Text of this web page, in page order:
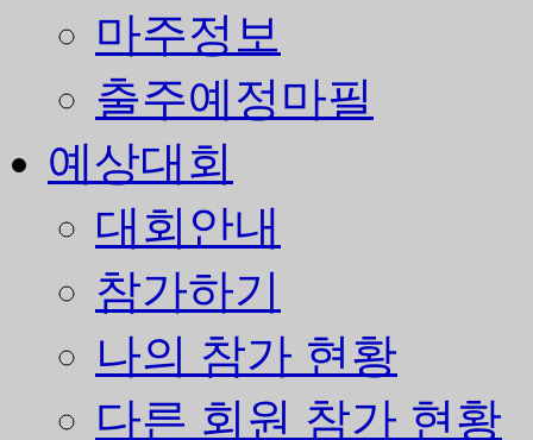
마주정보
출주예정마필
예상대회
대회안내
참가하기
나의 참가 현황
다른 회원 참가 현황